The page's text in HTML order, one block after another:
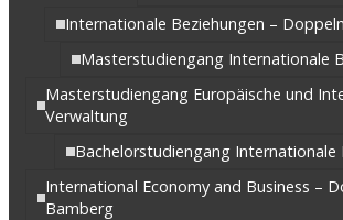
Internationale Beziehungen –
Masterstudiengang Internationale
Masterstudiengang Europäische und
Verwaltung
Bachelorstudiengang Internationale
International Economy and Business –
Bamberg